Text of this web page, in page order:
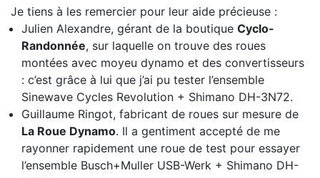
Je tiens à les remercier pour leur aide précieuse :
Julien Alexandre, gérant de la boutique Cyclo-
Randonnée, sur laquelle on trouve des roues
montées avec moyeu dynamo et des convertisseurs
: c’est grâce à lui que j’ai pu tester l’ensemble
Sinewave Cycles Revolution + Shimano DH-3N72.
Guillaume Ringot, fabricant de roues sur mesure de
La Roue Dynamo. Il a gentiment accepté de me
rayonner rapidement une roue de test pour essayer
l’ensemble Busch+Muller USB-Werk + Shimano DH-